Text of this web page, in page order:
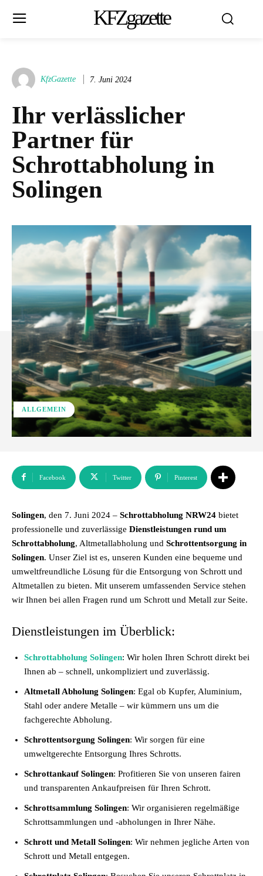
KFZgazette
KfzGazette 7. Juni 2024
Ihr verlässlicher
Partner für
Schrottabholung in
Solingen
ALLGEMEIN
Facebook Twitter Pinterest
Solingen, den 7. Juni 2024 – Schrottabholung NRW24 bietet
professionelle und zuverlässige Dienstleistungen rund um
Schrottabholung, Altmetallabholung und Schrottentsorgung in
Solingen. Unser Ziel ist es, unseren Kunden eine bequeme und
umweltfreundliche Lösung für die Entsorgung von Schrott und
Altmetallen zu bieten. Mit unserem umfassenden Service stehen
wir Ihnen bei allen Fragen rund um Schrott und Metall zur Seite.
Dienstleistungen im Überblick:
Schrottabholung Solingen: Wir holen Ihren Schrott direkt bei
Ihnen ab – schnell, unkompliziert und zuverlässig.
Altmetall Abholung Solingen: Egal ob Kupfer, Aluminium,
Stahl oder andere Metalle – wir kümmern uns um die
fachgerechte Abholung.
Schrottentsorgung Solingen: Wir sorgen für eine
umweltgerechte Entsorgung Ihres Schrotts.
Schrottankauf Solingen: Profitieren Sie von unseren fairen
und transparenten Ankaufpreisen für Ihren Schrott.
Schrottsammlung Solingen: Wir organisieren regelmäßige
Schrottsammlungen und -abholungen in Ihrer Nähe.
Schrott und Metall Solingen: Wir nehmen jegliche Arten von
Schrott und Metall entgegen.